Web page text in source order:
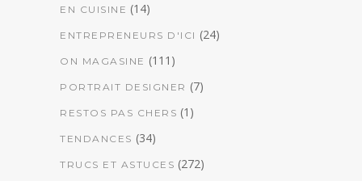
EN CUISINE (14)
ENTREPRENEURS D'ICI (24)
ON MAGASINE (111)
PORTRAIT DESIGNER (7)
RESTOS PAS CHERS (1)
TENDANCES (34)
TRUCS ET ASTUCES (272)